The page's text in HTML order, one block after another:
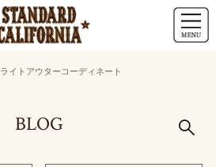
ライトアウターコーディネート
BLOG